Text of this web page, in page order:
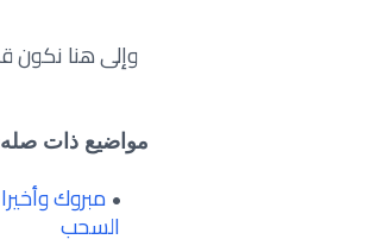
مواضيع ذات صله
السحب